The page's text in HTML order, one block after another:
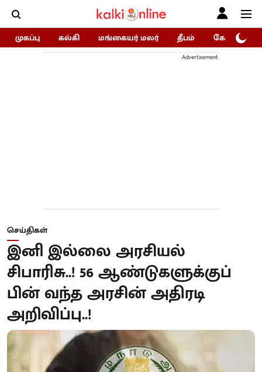
முகப்பு கல்கி மங்கையர் மலர் தீபம் கோகுலம்/
Advertisement
செய்திகள்
இனி இல்லை அரசியல்
சிபாரிசு..! 56 ஆண்டுகளுக்குப்
பின் வந்த அரசின் அதிரடி
அறிவிப்பு..!